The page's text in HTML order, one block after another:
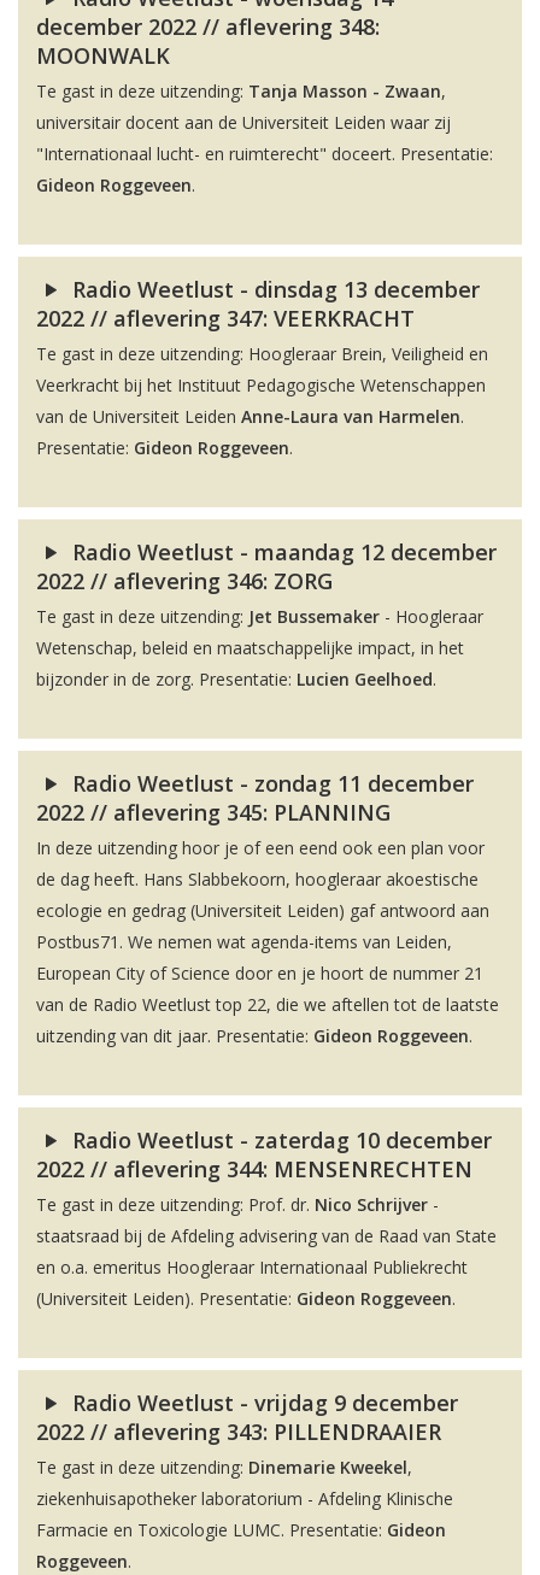
december 2022 // aflevering 348:
MOONWALK
Te gast in deze uitzending: Tanja Masson - Zwaan,
universitair docent aan de Universiteit Leiden waar zij
"Internationaal lucht- en ruimterecht" doceert. Presentatie:
Gideon Roggeveen.
Radio Weetlust - dinsdag 13 december
2022 // aflevering 347: VEERKRACHT
Te gast in deze uitzending: Hoogleraar Brein, Veiligheid en
Veerkracht bij het Instituut Pedagogische Wetenschappen
van de Universiteit Leiden Anne-Laura van Harmelen.
Presentatie: Gideon Roggeveen.
Radio Weetlust - maandag 12 december
2022 // aflevering 346: ZORG
Te gast in deze uitzending: Jet Bussemaker - Hoogleraar
Wetenschap, beleid en maatschappelijke impact, in het
bijzonder in de zorg. Presentatie: Lucien Geelhoed.
Radio Weetlust - zondag 11 december
2022 // aflevering 345: PLANNING
In deze uitzending hoor je of een eend ook een plan voor
de dag heeft. Hans Slabbekoorn, hoogleraar akoestische
ecologie en gedrag (Universiteit Leiden) gaf antwoord aan
Postbus71. We nemen wat agenda-items van Leiden,
European City of Science door en je hoort de nummer 21
van de Radio Weetlust top 22, die we aftellen tot de laatste
uitzending van dit jaar. Presentatie: Gideon Roggeveen.
Radio Weetlust - zaterdag 10 december
2022 // aflevering 344: MENSENRECHTEN
Te gast in deze uitzending: Prof. dr. Nico Schrijver -
staatsraad bij de Afdeling advisering van de Raad van State
en o.a. emeritus Hoogleraar Internationaal Publiekrecht
(Universiteit Leiden). Presentatie: Gideon Roggeveen.
Radio Weetlust - vrijdag 9 december
2022 // aflevering 343: PILLENDRAAIER
Te gast in deze uitzending: Dinemarie Kweekel,
ziekenhuisapotheker laboratorium - Afdeling Klinische
Farmacie en Toxicologie LUMC. Presentatie: Gideon
Roggeveen.